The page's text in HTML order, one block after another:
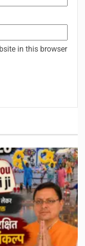
in this browser